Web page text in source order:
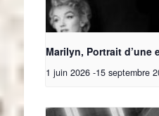
Marilyn, Portrait d’une
1 juin 2026 -15 septembre